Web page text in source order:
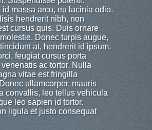
id massa arcu, eu lacinia odio.
hendrerit nibh, non
cursus quis. Duis ornare
Donec turpis augue,
at, hendrerit id ipsum.
feugiat cursus porta
ac tortor. Nulla
vitae est fringilla
ullamcorper, mauris
convallis, leo tellus vehicula
leo sapien id tortor.
ligula et justo consequat